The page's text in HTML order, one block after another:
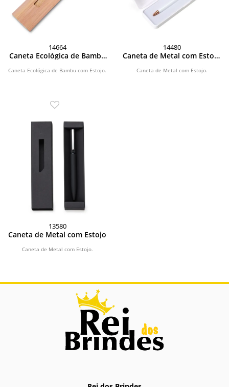
14664
Caneta Ecológica de Bambu
Caneta Ecológica de Bambu com Estojo.
14480
Caneta de Metal com Estojo
Caneta de Metal com Estojo.
13580
Caneta de Metal com Estojo
Caneta de Metal com Estojo.